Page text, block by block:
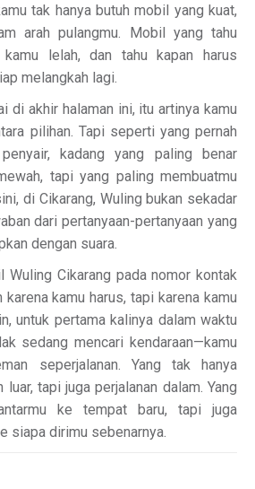
tak hanya butuh mobil yang kuat,
arah pulangmu. Mobil yang tahu
lelah, dan tahu kapan harus
melangkah lagi.
di akhir halaman ini, itu artinya kamu
pilihan. Tapi seperti yang pernah
kadang yang paling benar
tapi yang paling membuatmu
di Cikarang, Wuling bukan sekadar
dari pertanyaan-pertanyaan yang
dengan suara.
Wuling Cikarang pada nomor kontak
kamu harus, tapi karena kamu
untuk pertama kalinya dalam waktu
sedang mencari kendaraan—kamu
seperjalanan. Yang tak hanya
luar, tapi juga perjalanan dalam. Yang
ke tempat baru, tapi juga
siapa dirimu sebenarnya.